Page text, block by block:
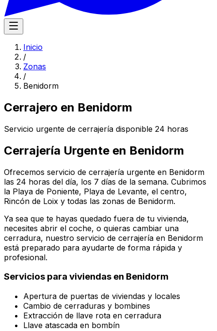
Inicio
/
Zonas
/
Benidorm
Cerrajero en Benidorm
Servicio urgente de cerrajería disponible 24 horas
Cerrajería Urgente en Benidorm
Ofrecemos servicio de cerrajería urgente en Benidorm
las 24 horas del día, los 7 días de la semana. Cubrimos
la Playa de Poniente, Playa de Levante, el centro,
Rincón de Loix y todas las zonas de Benidorm.
Ya sea que te hayas quedado fuera de tu vivienda,
necesites abrir el coche, o quieras cambiar una
cerradura, nuestro servicio de cerrajería en Benidorm
está preparado para ayudarte de forma rápida y
profesional.
Servicios para viviendas en Benidorm
Apertura de puertas de viviendas y locales
Cambio de cerraduras y bombines
Extracción de llave rota en cerradura
Llave atascada en bombín